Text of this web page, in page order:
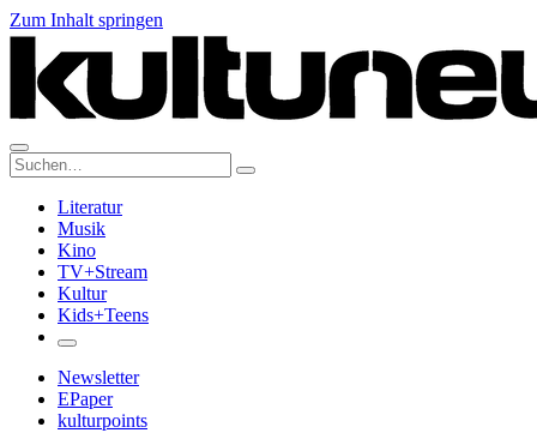
Zum Inhalt springen
Suche:
Literatur
Musik
Kino
TV+Stream
Kultur
Kids+Teens
Newsletter
EPaper
kulturpoints